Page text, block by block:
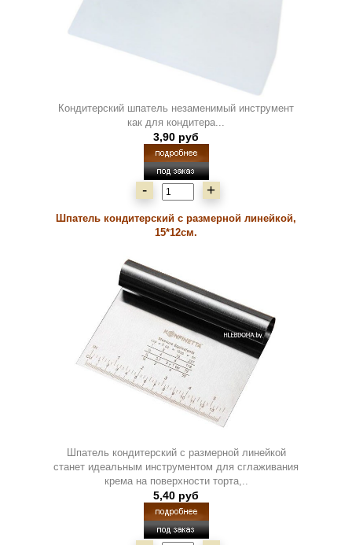
Кондитерский шпатель незаменимый инструмент
как для кондитера...
3,90 руб
- +
Шпатель кондитерский с размерной линейкой,
15*12см.
Шпатель кондитерский с размерной линейкой
станет идеальным инструментом для сглаживания
крема на поверхности торта,..
5,40 руб